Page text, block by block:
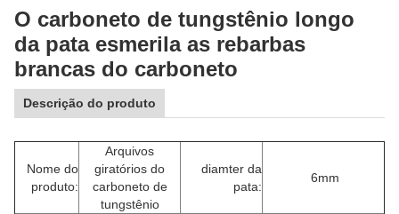
O carboneto de tungstênio longo
da pata esmerila as rebarbas
brancas do carboneto
Descrição do produto
Nome do
produto:
Arquivos
giratórios do
carboneto de
tungstênio
diamter da
pata:
6mm